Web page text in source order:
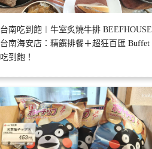
台南吃到飽︱牛室炙燒牛排 BEEFHOUSE
台南海安店：精饌排餐＋超狂百匯 Buffet
吃到飽！